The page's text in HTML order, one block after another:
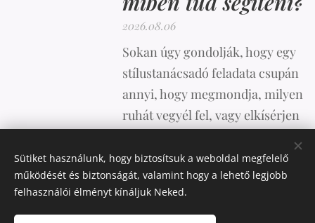
2026.08.06
Sokan úgy gondolják, hogy egy
stílustanácsadó feladata csupán
annyi, hogy megmondja, milyen
ruhát vegyél fel, vagy elkísérjen
ennél sokkal összetettebb.
Sütiket használunk, hogy biztosítsuk a weboldal megfelelő
működését és biztonságát, valamint hogy a lehető legjobb
felhasználói élményt kínáljuk Neked.